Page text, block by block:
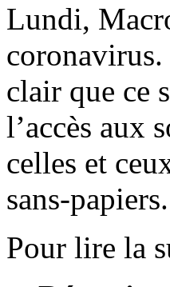
Lundi,
coronavirus.
clair que ce
l’accès aux
celles et
sans-
Pour lire la